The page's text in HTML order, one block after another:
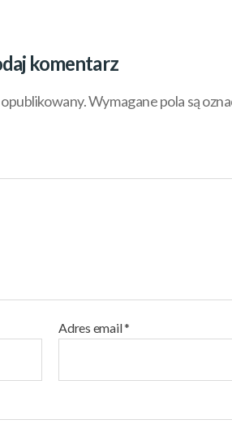
komentarz
Wymagane pola są
Adres email*